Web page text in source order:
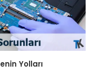
Yolları